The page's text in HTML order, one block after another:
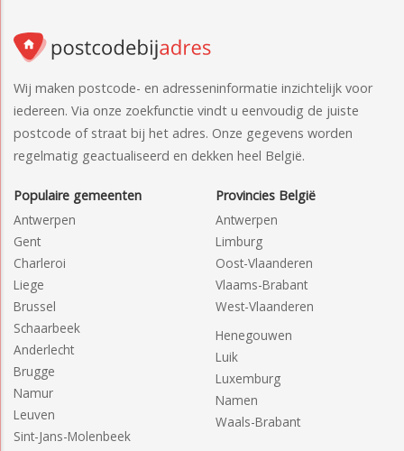
Wij maken postcode- en adresseninformatie inzichtelijk voor
iedereen. Via onze zoekfunctie vindt u eenvoudig de juiste
postcode of straat bij het adres. Onze gegevens worden
regelmatig geactualiseerd en dekken heel België.
Populaire gemeenten
Antwerpen
Gent
Charleroi
Liege
Brussel
Schaarbeek
Anderlecht
Brugge
Namur
Leuven
Sint-Jans-Molenbeek
Provincies België
Antwerpen
Limburg
Oost-Vlaanderen
Vlaams-Brabant
West-Vlaanderen
Henegouwen
Luik
Luxemburg
Namen
Waals-Brabant